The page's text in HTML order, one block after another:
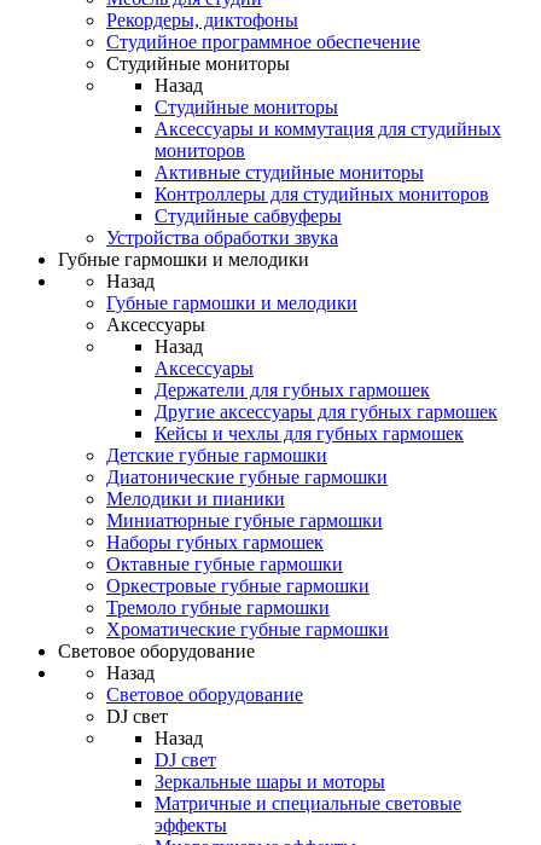
Рекордеры, диктофоны
Студийное программное обеспечение
Студийные мониторы
Назад
Студийные мониторы
Аксессуары и коммутация для студийных
мониторов
Активные студийные мониторы
Контроллеры для студийных мониторов
Студийные сабвуферы
Устройства обработки звука
Губные гармошки и мелодики
Назад
Губные гармошки и мелодики
Аксессуары
Назад
Аксессуары
Держатели для губных гармошек
Другие аксессуары для губных гармошек
Кейсы и чехлы для губных гармошек
Детские губные гармошки
Диатонические губные гармошки
Мелодики и пианики
Миниатюрные губные гармошки
Наборы губных гармошек
Октавные губные гармошки
Оркестровые губные гармошки
Тремоло губные гармошки
Хроматические губные гармошки
Световое оборудование
Назад
Световое оборудование
DJ свет
Назад
DJ свет
Зеркальные шары и моторы
Матричные и специальные световые
эффекты